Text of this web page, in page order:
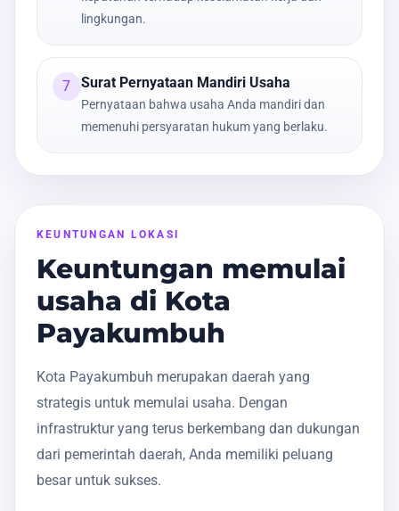
lingkungan.
7 Surat Pernyataan Mandiri Usaha
Pernyataan bahwa usaha Anda mandiri dan
memenuhi persyaratan hukum yang berlaku.
KEUNTUNGAN LOKASI
Keuntungan memulai
usaha di Kota
Payakumbuh
Kota Payakumbuh merupakan daerah yang
strategis untuk memulai usaha. Dengan
infrastruktur yang terus berkembang dan dukungan
dari pemerintah daerah, Anda memiliki peluang
besar untuk sukses.